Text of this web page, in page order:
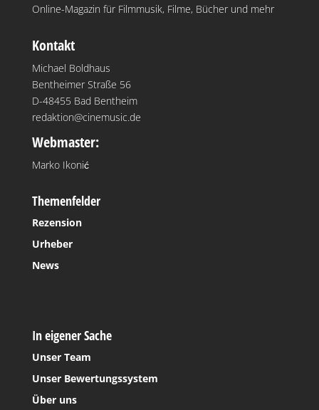
Online-Magazin für Filmmusik, Filme, Bücher und mehr
Kontakt
Michael Boldhaus
Bentheimer Straße 56
D-48455 Bad Bentheim
redaktion@cinemusic.de
Webmaster:
Marko Ikonić
Themenfelder
Rezension
Urheber
News
In eigener Sache
Unser Team
Unser Bewertungssystem
Über uns